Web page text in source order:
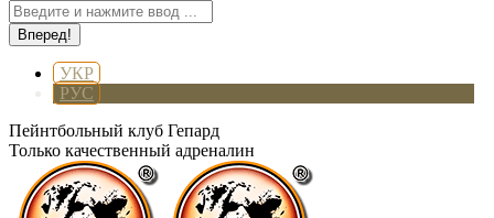
УКР
РУС
Пейнтбольный клуб Гепард
Только качественный адреналин